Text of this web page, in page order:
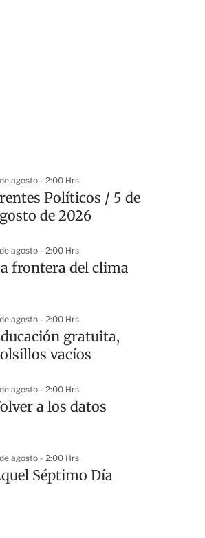
agosto - 2:00 Hrs
Políticos / 5 de
de 2026
agosto - 2:00 Hrs
frontera del clima
agosto - 2:00 Hrs
gratuita,
vacíos
agosto - 2:00 Hrs
a los datos
agosto - 2:00 Hrs
Séptimo Día